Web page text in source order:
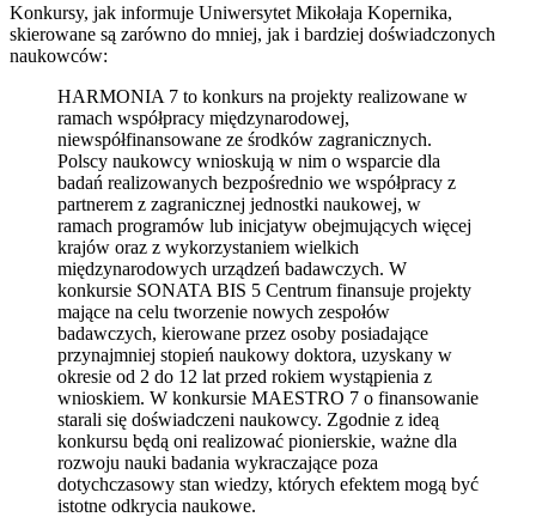
Konkursy, jak informuje Uniwersytet Mikołaja Kopernika,
skierowane są zarówno do mniej, jak i bardziej doświadczonych
naukowców:
HARMONIA 7 to konkurs na projekty realizowane w
ramach współpracy międzynarodowej,
niewspółfinansowane ze środków zagranicznych.
Polscy naukowcy wnioskują w nim o wsparcie dla
badań realizowanych bezpośrednio we współpracy z
partnerem z zagranicznej jednostki naukowej, w
ramach programów lub inicjatyw obejmujących więcej
krajów oraz z wykorzystaniem wielkich
międzynarodowych urządzeń badawczych. W
konkursie SONATA BIS 5 Centrum finansuje projekty
mające na celu tworzenie nowych zespołów
badawczych, kierowane przez osoby posiadające
przynajmniej stopień naukowy doktora, uzyskany w
okresie od 2 do 12 lat przed rokiem wystąpienia z
wnioskiem. W konkursie MAESTRO 7 o finansowanie
starali się doświadczeni naukowcy. Zgodnie z ideą
konkursu będą oni realizować pionierskie, ważne dla
rozwoju nauki badania wykraczające poza
dotychczasowy stan wiedzy, których efektem mogą być
istotne odkrycia naukowe.